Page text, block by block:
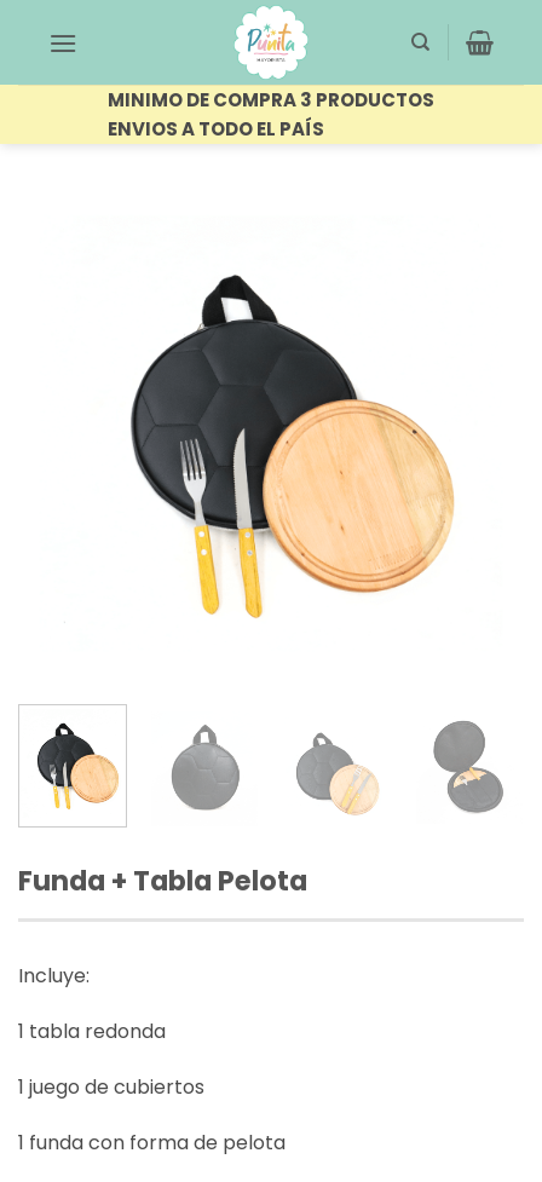
MINIMO DE COMPRA 3 PRODUCTOS
ENVIOS A TODO EL PAÍS
Funda + Tabla Pelota
Incluye:
1 tabla redonda
1 juego de cubiertos
1 funda con forma de pelota